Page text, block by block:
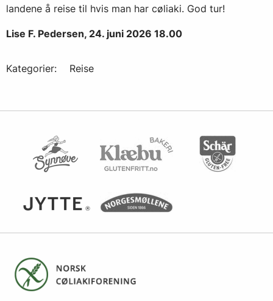
landene å reise til hvis man har cøliaki. God tur!
Lise F. Pedersen, 24. juni 2026 18.00
Kategorier: Reise